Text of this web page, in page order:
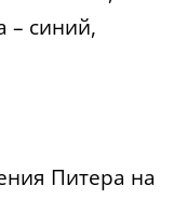
– синий,
Питера на